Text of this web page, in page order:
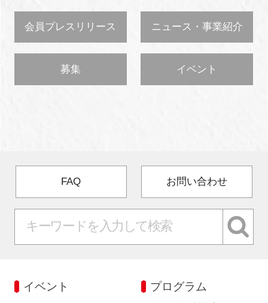
会員プレスリリース ニュース・事業紹介
募集 イベント
FAQ お問い合わせ
イベント プログラム